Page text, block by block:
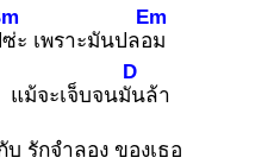
ะ เพราะมันปลอม
Em
แม้จะเจ็บจนมัน
D
ล้า
บ รักจำลอง ของเธอ